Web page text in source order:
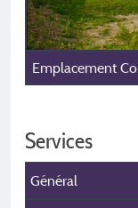
Emplacement
Services
Général